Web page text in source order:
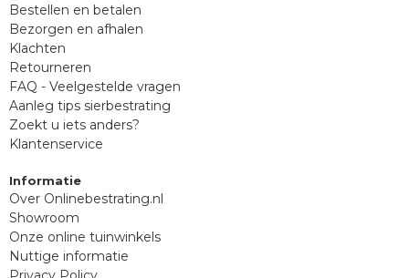
Bestellen en betalen
Bezorgen en afhalen
Klachten
Retourneren
FAQ - Veelgestelde vragen
Aanleg tips sierbestrating
Zoekt u iets anders?
Klantenservice
Informatie
Over Onlinebestrating.nl
Showroom
Onze online tuinwinkels
Nuttige informatie